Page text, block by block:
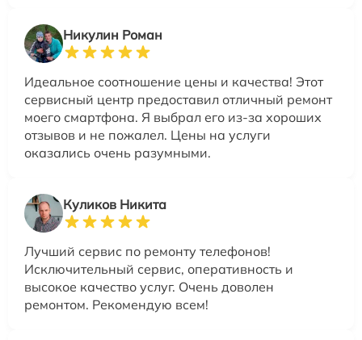
Никулин Роман
Идеальное соотношение цены и качества! Этот
сервисный центр предоставил отличный ремонт
моего смартфона. Я выбрал его из-за хороших
отзывов и не пожалел. Цены на услуги
оказались очень разумными.
Куликов Никита
Лучший сервис по ремонту телефонов!
Исключительный сервис, оперативность и
высокое качество услуг. Очень доволен
ремонтом. Рекомендую всем!